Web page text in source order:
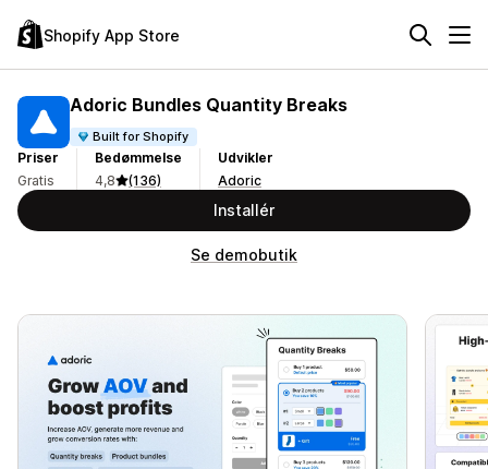
Shopify App Store
Adoric Bundles Quantity Breaks
Built for Shopify
Priser
Gratis
Bedømmelse
4,8
(136)
Udvikler
Adoric
Installér
Se demobutik